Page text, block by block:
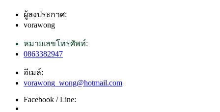
ผู้ลงประกาศ:
vorawong
หมายเลขโทรศัพท์:
0863382947
อีเมล์:
vorawong_wong@hotmail.com
Facebook / Line: